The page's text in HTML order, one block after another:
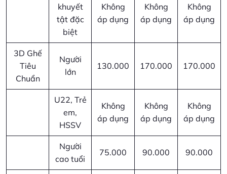
khuyết
tật đặc
biệt
Không
áp dụng
Không
áp dụng
Không
áp dụng
3D Ghế
Tiêu
Chuẩn
Người
lớn
130.000 170.000 170.000
U22, Trẻ
em,
HSSV
Không
áp dụng
Không
áp dụng
Không
áp dụng
Người
cao tuổi
75.000 90.000 90.000